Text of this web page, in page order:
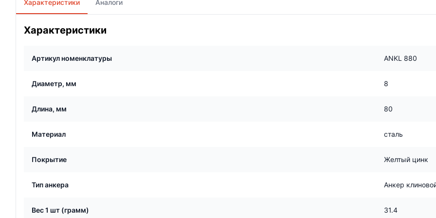
Характеристики Аналоги
Характеристики
Артикул номенклатуры ANKL 880
Диаметр, мм 8
Длина, мм 80
Материал сталь
Покрытие Желтый цинк
Тип анкера Анкер
Вес 1 шт (грамм) 31.4